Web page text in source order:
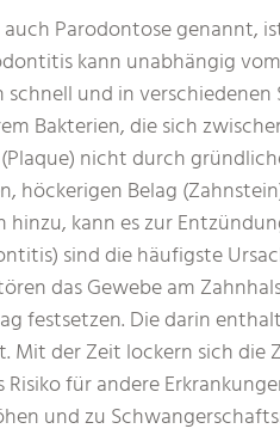
Parodontose genannt,
kann unabhängig
und in
Bakterien, die sich
nicht durch
höckerigen Belag
kann es zur
sind die häufigste
das Gewebe am
festsetzen. Die darin
der Zeit lockern sich die
für andere
und zu